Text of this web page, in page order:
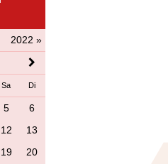
2022 »
Sa Di
5
6
12
13
19
20